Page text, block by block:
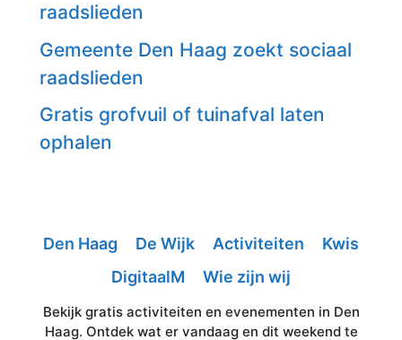
raadslieden
Gemeente Den Haag zoekt sociaal
raadslieden
Gratis grofvuil of tuinafval laten
ophalen
Den Haag De Wijk Activiteiten
Kwis
DigitaalM
Wie zijn wij
Bekijk gratis activiteiten en evenementen in Den
Haag. Ontdek wat er vandaag en dit weekend te